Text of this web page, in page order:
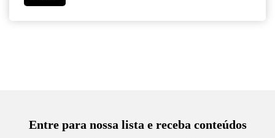
Entre para nossa lista e receba conteúdos